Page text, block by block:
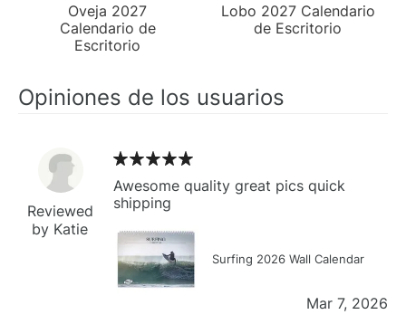
Oveja 2027
Calendario de
Escritorio
Lobo 2027 Calendario
de Escritorio
Opiniones de los usuarios
Reviewed
by Katie
Awesome quality great pics quick
shipping
Surfing 2026 Wall Calendar
Mar 7, 2026